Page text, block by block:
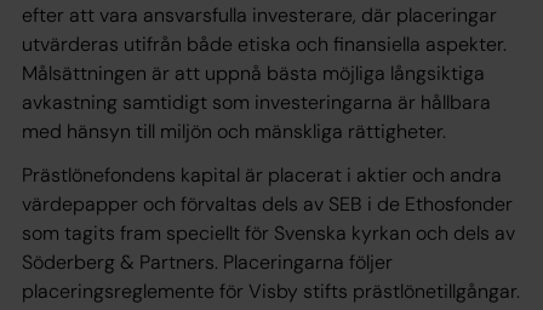
efter att vara ansvarsfulla investerare, där placeringar
utvärderas utifrån både etiska och finansiella aspekter.
Målsättningen är att uppnå bästa möjliga långsiktiga
avkastning samtidigt som investeringarna är hållbara
med hänsyn till miljön och mänskliga rättigheter.
Prästlönefondens kapital är placerat i aktier och andra
värdepapper och förvaltas dels av SEB i de Ethosfonder
som tagits fram speciellt för Svenska kyrkan och dels av
Söderberg & Partners. Placeringarna följer
placeringsreglemente för Visby stifts prästlönetillgångar.